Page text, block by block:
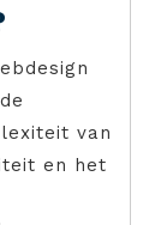
van
en het